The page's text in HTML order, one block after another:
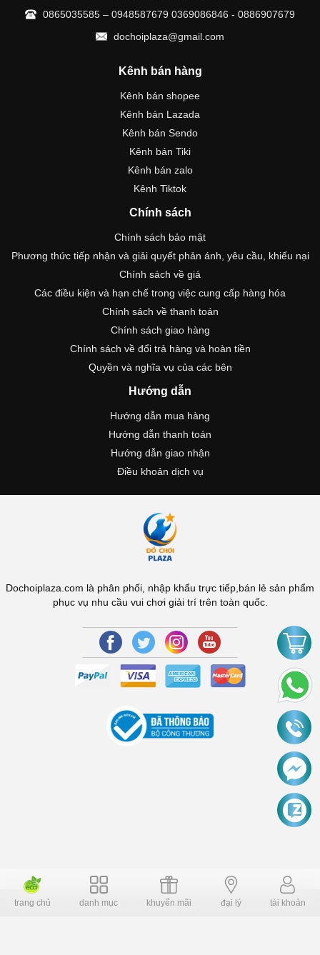
0865035585 – 0948587679 0369086846 - 0886907679
dochoiplaza@gmail.com
Kênh bán hàng
Kênh bán shopee
Kênh bán Lazada
Kênh bán Sendo
Kênh bán Tiki
Kênh bán zalo
Kênh Tiktok
Chính sách
Chính sách bảo mật
Phương thức tiếp nhận và giải quyết phản ánh, yêu cầu, khiếu nại
Chính sách về giá
Các điều kiện và hạn chế trong việc cung cấp hàng hóa
Chính sách về thanh toán
Chính sách giao hàng
Chính sách về đổi trả hàng và hoàn tiền
Quyền và nghĩa vụ của các bên
Hướng dẫn
Hướng dẫn mua hàng
Hướng dẫn thanh toán
Hướng dẫn giao nhận
Điều khoản dịch vụ
Dochoiplaza.com là phân phối, nhập khẩu trực tiếp,bán lẻ sản phẩm
phục vụ nhu cầu vui chơi giải trí trên toàn quốc.
Copyright © 2006 Dochoiplaza.com Alright reversed. Designed
trang chủ danh mục khuyến mãi đại lý tài khoản